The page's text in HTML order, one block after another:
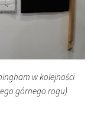
w kolejności
górnego rogu)